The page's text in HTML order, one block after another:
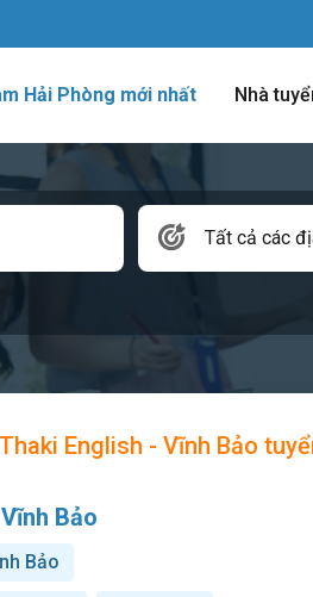
Hải Phòng mới nhất Nhà
Tất cả các
English - Vĩnh Bảo
Bảo
Bảo